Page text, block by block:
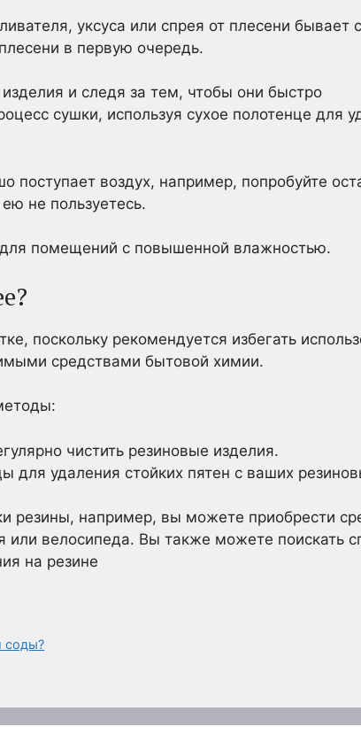
уксуса или спрея от плесени бывает
в первую очередь.
и следя за тем, чтобы они быстро
сушки, используя сухое полотенце для
воздух, например, попробуйте
не пользуетесь.
помещений с повышенной влажностью.
поскольку рекомендуется избегать
средствами бытовой химии.
чистить резиновые изделия.
для удаления стойких пятен с ваших
резины, например, вы можете приобрести
велосипеда. Вы также можете поискать
на резине
соды?